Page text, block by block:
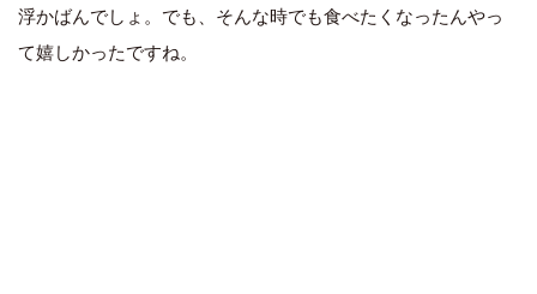
浮かばんでしょ。でも、そんな時でも食べたくなったんやっ
て嬉しかったですね。